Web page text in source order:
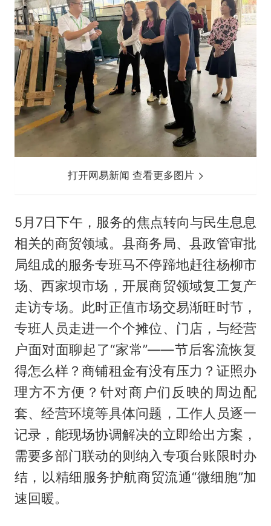
打开网易新闻 查看更多图片
5月7日下午，服务的焦点转向与民生息息
相关的商贸领域。县商务局、县政管审批
局组成的服务专班马不停蹄地赶往杨柳市
场、西家坝市场，开展商贸领域复工复产
走访专场。此时正值市场交易渐旺时节，
专班人员走进一个个摊位、门店，与经营
户面对面聊起了“家常”——节后客流恢复
得怎么样？商铺租金有没有压力？证照办
理方不方便？针对商户们反映的周边配
套、经营环境等具体问题，工作人员逐一
记录，能现场协调解决的立即给出方案，
需要多部门联动的则纳入专项台账限时办
结，以精细服务护航商贸流通“微细胞”加
速回暖。